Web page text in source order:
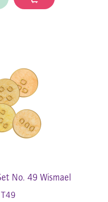
No. 49 Wismael